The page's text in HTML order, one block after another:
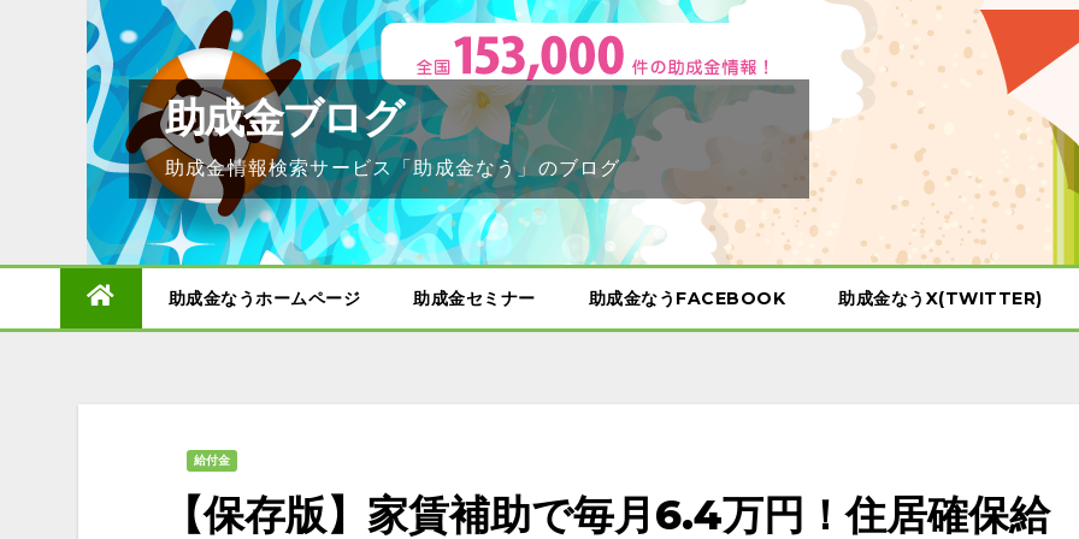
助成金ブログ
助成金情報検索サービス「助成金なう」のブログ
助成金なうホームページ 助成金セミナー 助成金なうFACEBOOK 助成金なうX(TWITTER)
給付金
【保存版】家賃補助で毎月6.4万円！住居確保給